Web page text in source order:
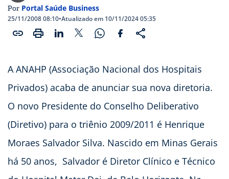
Por Portal Saúde Business
25/11/2008 08:10•Atualizado em 10/11/2024 05:35
A ANAHP (Associação Nacional dos Hospitais
Privados) acaba de anunciar sua nova diretoria.
O novo Presidente do Conselho Deliberativo
(Diretivo) para o triênio 2009/2011 é Henrique
Moraes Salvador Silva. Nascido em Minas Gerais
há 50 anos, Salvador é Diretor Clínico e Técnico